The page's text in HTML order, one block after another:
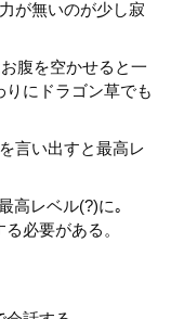
が無いのが少し寂
腹を空かせると一
にドラゴン草でも
言い出すと最高レ
高レベル(?)に｡
必要がある。